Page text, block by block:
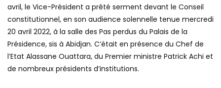
avril, le Vice-Président a prêté serment devant le Conseil
constitutionnel, en son audience solennelle tenue mercredi
20 avril 2022, à la salle des Pas perdus du Palais de la
Présidence, sis à Abidjan. C’était en présence du Chef de
l’Etat Alassane Ouattara, du Premier ministre Patrick Achi et
de nombreux présidents d’institutions.